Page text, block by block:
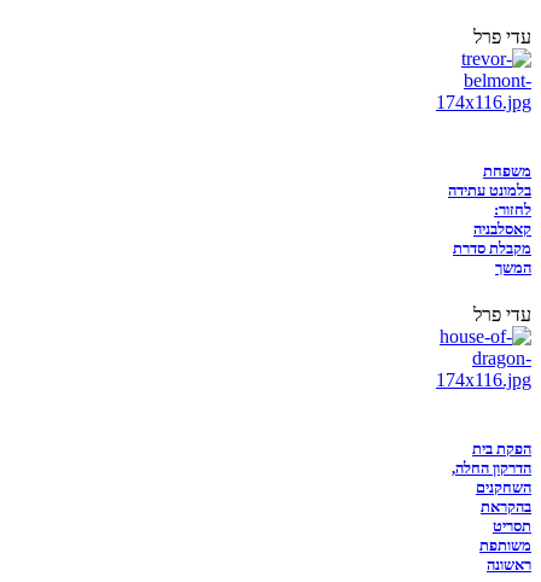
עדי פרל
משפחת
בלמונט עתידה
לחזור:
קאסלבניה
מקבלת סדרת
המשך
עדי פרל
הפקת בית
הדרקון החלה,
השחקנים
בהקראת
תסריט
משותפת
ראשונה